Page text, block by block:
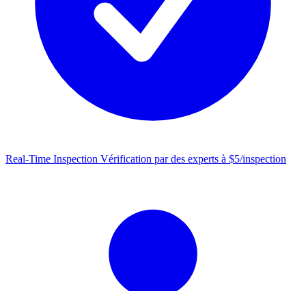
Real-Time Inspection Vérification par des experts à $5/inspection